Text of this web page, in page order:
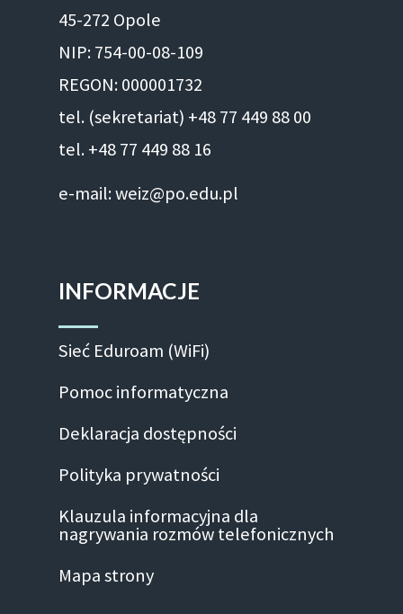
45-272 Opole
NIP: 754-00-08-109
REGON: 000001732
tel. (sekretariat) +48 77 449 88 00
tel. +48 77 449 88 16
e-mail: weiz@po.edu.pl
INFORMACJE
Sieć Eduroam (WiFi)
Pomoc informatyczna
Deklaracja dostępności
Polityka prywatności
Klauzula informacyjna dla
nagrywania rozmów telefonicznych
Mapa strony